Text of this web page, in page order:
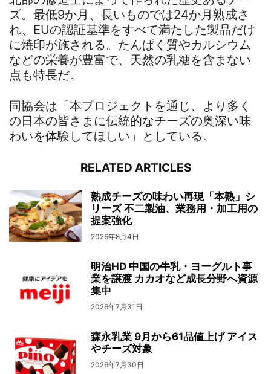
ズ。最低9か月、長いものでは24か月熟成さ
れ、EUの認証基準をすべて満たした製品だけ
に焼印が施される。たんぱく質やカルシウム
などの栄養が豊富で、天然の乳糖を含まない
点も特長だ。
同協会は「本プロジェクトを通じ、より多く
の日本の皆さまに伝統的なチーズの奥深い味
わいを体験してほしい」としている。
RELATED ARTICLES
熟成チーズの味わい再現「本熟」シ
リーズ 不二製油、業務用・加工用の
提案強化
2026年8月4日
明治HD 中国の牛乳・ヨーグルト事
業を譲渡 カカオなど成長分野へ資源
集中
2026年7月31日
森永乳業 9月から61品値上げ アイス
やチーズ対象
2026年7月30日